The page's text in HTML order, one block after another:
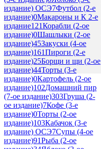
издание) ОСЭ7Футбол (2-е
издание)0Макароны и К 2-е
издание121Корабли (2-ое
издание)0Шашлыки (2-ое
издание)45Закуски (4-ое
издание)161Пироги (2-е
издание)25Борщи и щи (2-ое
издание)44Торты (3-е
издание)0Картофель (2-ое
издание)102Домашний пир
(7-ое издание)303Груша (2-
ое издание)7Кофе (3-е
издание)0Торты (2-ое
издание)103Кабачок (3-е
издание) ОСЭ7Супы (4-ое
издание)91Рыба (2-ое